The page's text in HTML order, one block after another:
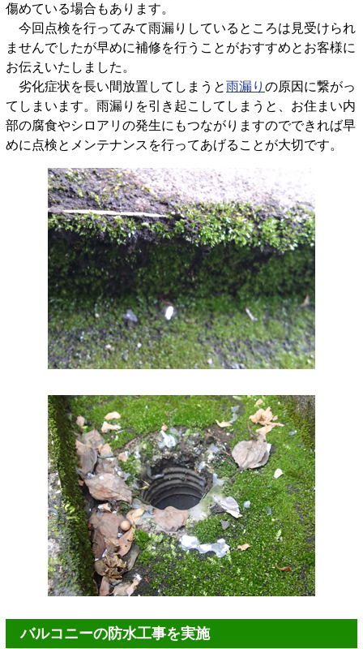
傷めている場合もあります。
今回点検を行ってみて雨漏りしているところは見受けられ
ませんでしたが早めに補修を行うことがおすすめとお客様に
お伝えいたしました。
劣化症状を長い間放置してしまうと雨漏り の原因に繋がっ
てしまいます。雨漏りを引き起こしてしまうと、お住まい内
部の腐食やシロアリの発生にもつながりますのでできれば早
めに点検とメンテナンスを行ってあげることが大切です。
バルコニーの防水工事を実施